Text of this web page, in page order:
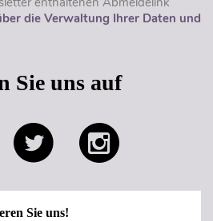
die Verwaltung Ihrer Daten und
Sie uns auf
Sie uns!